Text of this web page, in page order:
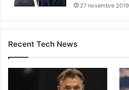
27 novembre 2019
Recent Tech News